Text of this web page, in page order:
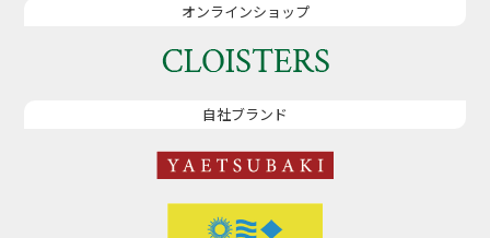
オンラインショップ
自社ブランド